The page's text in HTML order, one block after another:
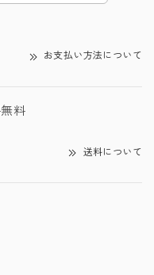
お支払い方法について
料
送料について